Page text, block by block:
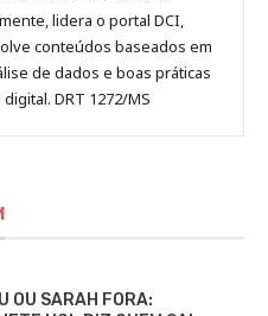
lidera o portal DCI,
conteúdos baseados em
de dados e boas práticas
DRT 1272/MS
OU SARAH FORA: